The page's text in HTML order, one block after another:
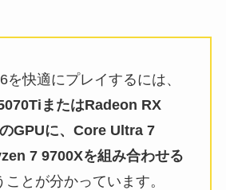
を快適にプレイするには、
またはRadeon RX
GPUに、Core Ultra 7
7 9700Xを組み合わせる
ことが分かっています。